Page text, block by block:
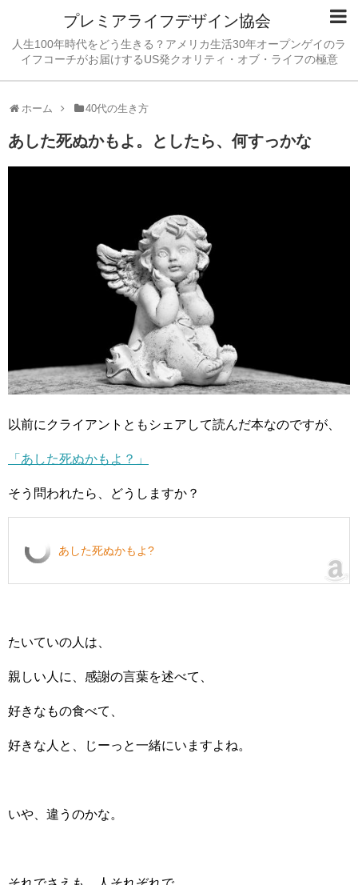
プレミアライフデザイン協会
人生100年時代をどう生きる？アメリカ生活30年オープンゲイのラ
イフコーチがお届けするUS発クオリティ・オブ・ライフの極意
ホーム 40代の生き方
あした死ぬかもよ。としたら、何すっかな
以前にクライアントともシェアして読んだ本なのですが、
「あした死ぬかもよ？」
そう問われたら、どうしますか？
あした死ぬかもよ?
たいていの人は、
親しい人に、感謝の言葉を述べて、
好きなもの食べて、
好きな人と、じーっと一緒にいますよね。
いや、違うのかな。